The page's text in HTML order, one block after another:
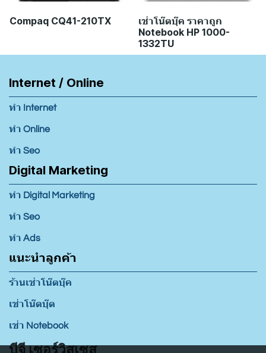
Compaq CQ41-210TX
เช่าโน๊ตบุ๊ค ราคาถูก
Notebook HP 1000-
1332TU
Internet / Online
ทำ Internet
ทำ Online
ทำ Seo
Digital Marketing
ทำ Digital Marketing
ทำ Seo
ทำ Ads
แนะนำลูกค้า
ร้านเช่าโน๊ตบุ๊ค
เช่าโน๊ตบุ๊ต
เช่า Notebook
บีจี เซอร์วิสเซส